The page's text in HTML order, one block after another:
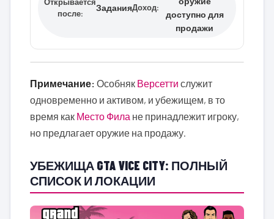
после:
ЗаданияДоход:
доступно для
продажи
Примечание: Особняк Версетти служит
одновременно и активом, и убежищем, в то
время как Место Фила не принадлежит игроку,
но предлагает оружие на продажу.
УБЕЖИЩА GTA VICE CITY: ПОЛНЫЙ
СПИСОК И ЛОКАЦИИ